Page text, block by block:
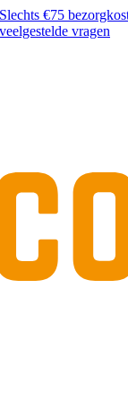
Slechts €75
vragen